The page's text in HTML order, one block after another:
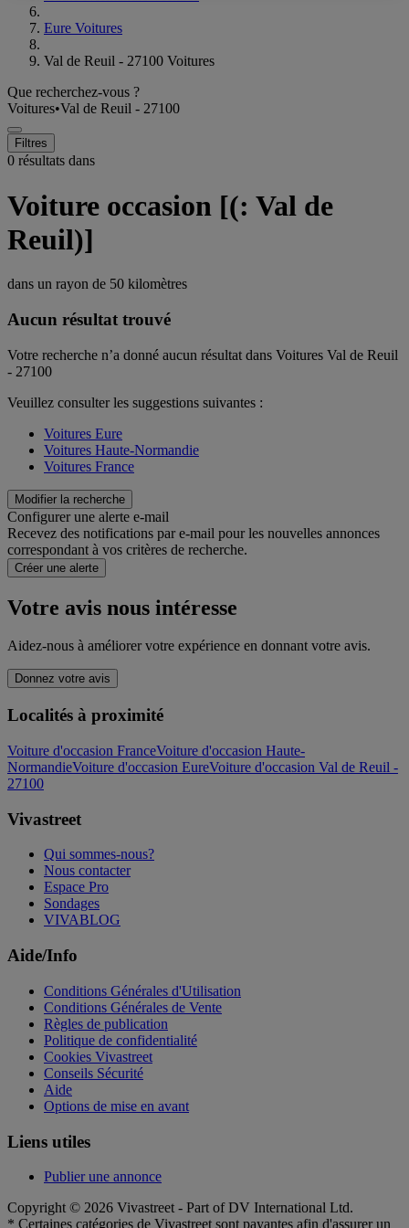
Eure Voitures
Val de Reuil - 27100 Voitures
Que recherchez-vous ?
Voitures•Val de Reuil - 27100
Filtres
0 résultats dans
Voiture occasion [(: Val de
Reuil)]
dans un rayon de 50 kilomètres
Aucun résultat trouvé
Votre recherche n’a donné aucun résultat dans Voitures Val de Reuil
- 27100
Veuillez consulter les suggestions suivantes :
Voitures Eure
Voitures Haute-Normandie
Voitures France
Modifier la recherche
Configurer une alerte e-mail
Recevez des notifications par e-mail pour les nouvelles annonces
correspondant à vos critères de recherche.
Créer une alerte
Votre avis nous intéresse
Aidez-nous à améliorer votre expérience en donnant votre avis.
Donnez votre avis
Localités à proximité
Voiture d'occasion FranceVoiture d'occasion Haute-
NormandieVoiture d'occasion EureVoiture d'occasion Val de Reuil -
27100
Vivastreet
Qui sommes-nous?
Nous contacter
Espace Pro
Sondages
VIVABLOG
Aide/Info
Conditions Générales d'Utilisation
Conditions Générales de Vente
Règles de publication
Politique de confidentialité
Cookies Vivastreet
Conseils Sécurité
Aide
Options de mise en avant
Liens utiles
Publier une annonce
Copyright © 2026 Vivastreet - Part of DV International Ltd.
* Certaines catégories de Vivastreet sont payantes afin d'assurer un